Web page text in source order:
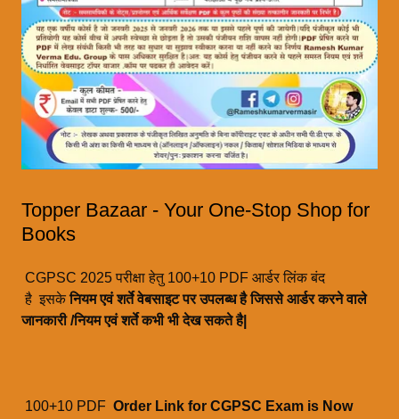
Topper Bazaar - Your One-Stop Shop for
Books
CGPSC 2025 परीक्षा हेतु 100+10 PDF आर्डर लिंक बंद
है इसकेनियम एवं शर्ते वेबसाइट पर उपलब्ध है जिससे आर्डर करने वाले
जानकारी /नियम एवं शर्ते कभी भी देख सकते है|
100+10 PDF Order Link for CGPSC Exam is Now